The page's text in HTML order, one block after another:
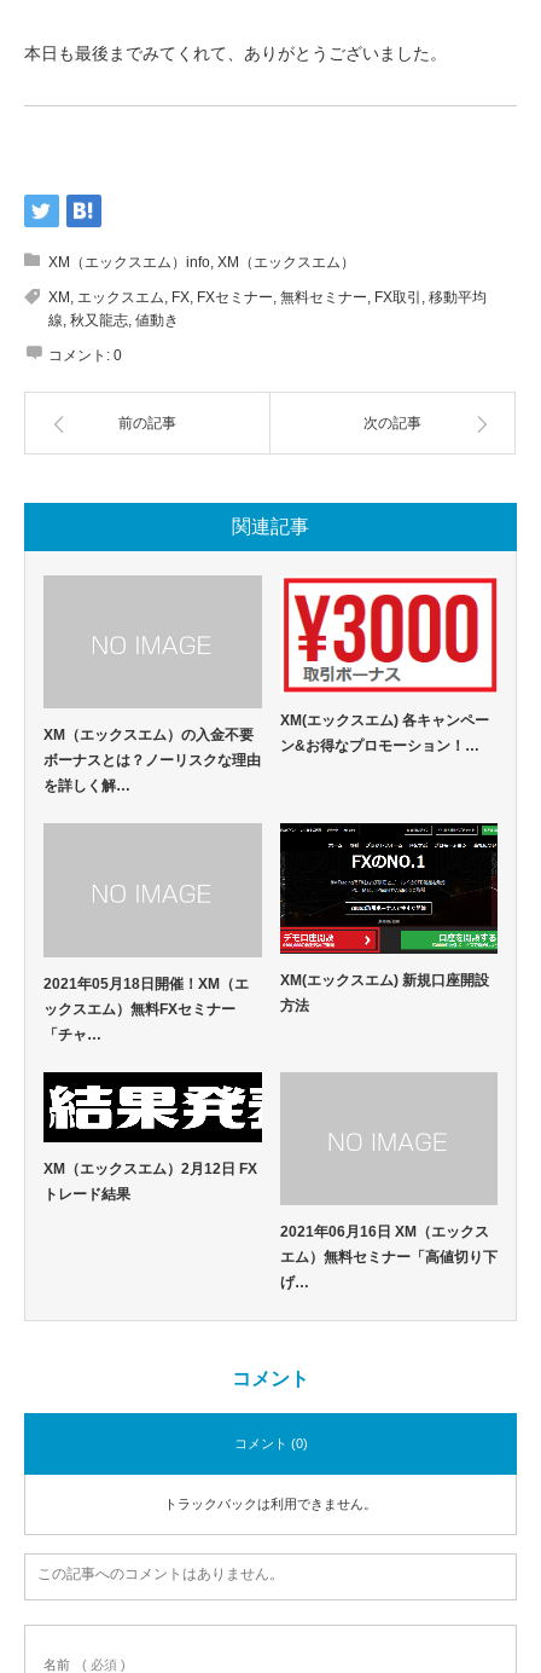
本日も最後までみてくれて、ありがとうございました。
XM（エックスエム）info, XM（エックスエム）
XM , エックスエム, FX, FXセミナー, 無料セミナー, FX取引 , 移動平均
線, 秋又龍志, 値動き
コメント: 0
前の記事 次の記事
関連記事
XM（エックスエム）の入金不要
ボーナスとは？ノーリスクな理由
を詳しく解…
XM(エックスエム) 各キャンペー
ン&お得なプロモーション！…
2021年05月18日開催！XM（エ
ックスエム）無料FXセミナー
「チャ…
XM(エックスエム) 新規口座開設
方法
XM（エックスエム）2月12日 FX
トレード結果
2021年06月16日 XM（エックス
エム）無料セミナー「高値切り下
げ…
コメント
コメント (0)
トラックバックは利用できません。
この記事へのコメントはありません。
名前 ( 必須 )